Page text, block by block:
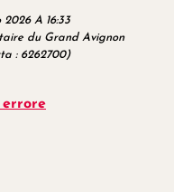
A 16:33
du Grand Avignon
: 6262700)
errore